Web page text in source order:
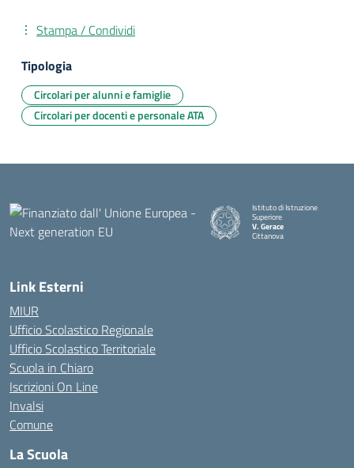
Stampa / Condividi
Tipologia
Circolari per alunni e famiglie
Circolari per docenti e personale ATA
Istituto di Istruzione
Superiore
V. Gerace
Cittanova
Link Esterni
MIUR
Ufficio Scolastico Regionale
Ufficio Scolastico Territoriale
Scuola in Chiaro
Iscrizioni On Line
Invalsi
Comune
La Scuola